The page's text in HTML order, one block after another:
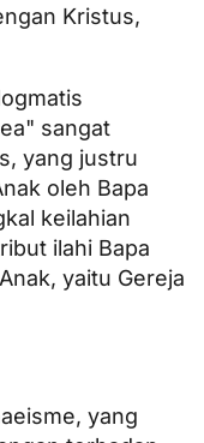
Kristus,
sangat
yang justru
oleh Bapa
keilahian
ilahi Bapa
yaitu Gereja
yang